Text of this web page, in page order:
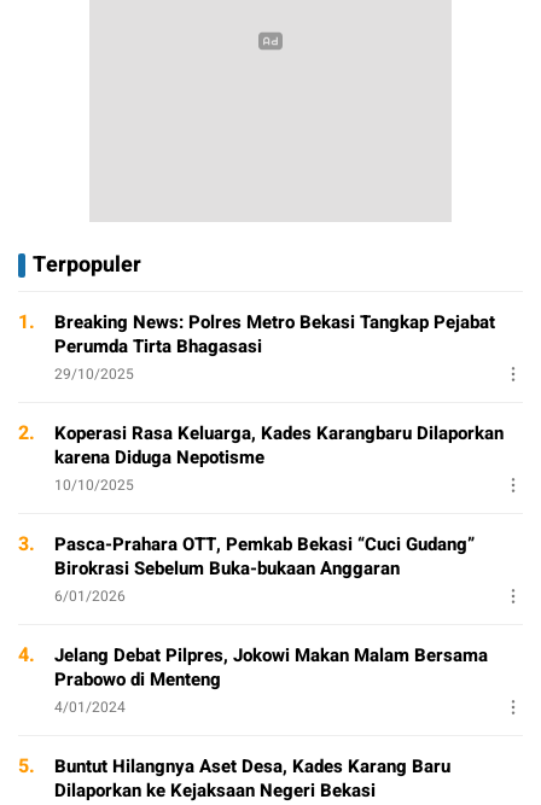
Terpopuler
1.
Breaking News: Polres Metro Bekasi Tangkap Pejabat
Perumda Tirta Bhagasasi
29/10/2025
2.
Koperasi Rasa Keluarga, Kades Karangbaru Dilaporkan
karena Diduga Nepotisme
10/10/2025
3.
Pasca-Prahara OTT, Pemkab Bekasi “Cuci Gudang”
Birokrasi Sebelum Buka-bukaan Anggaran
6/01/2026
4.
Jelang Debat Pilpres, Jokowi Makan Malam Bersama
Prabowo di Menteng
4/01/2024
5.
Buntut Hilangnya Aset Desa, Kades Karang Baru
Dilaporkan ke Kejaksaan Negeri Bekasi